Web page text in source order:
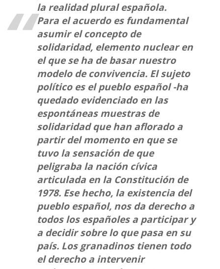
la realidad plural española.
Para el acuerdo es fundamental
asumir el concepto de
solidaridad, elemento nuclear en
el que se ha de basar nuestro
modelo de convivencia. El sujeto
político es el pueblo español -ha
quedado evidenciado en las
espontáneas muestras de
solidaridad que han aflorado a
partir del momento en que se
tuvo la sensación de que
peligraba la nación cívica
articulada en la Constitución de
1978. Ese hecho, la existencia del
pueblo español, nos da derecho a
todos los españoles a participar y
a decidir sobre lo que pasa en su
país. Los granadinos tienen todo
el derecho a intervenir